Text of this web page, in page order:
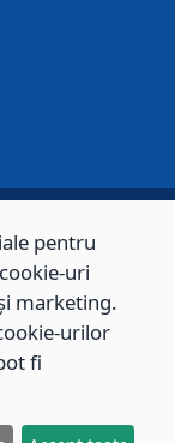
toate drepturile
pentru
uri
marketing.
urilor
fi